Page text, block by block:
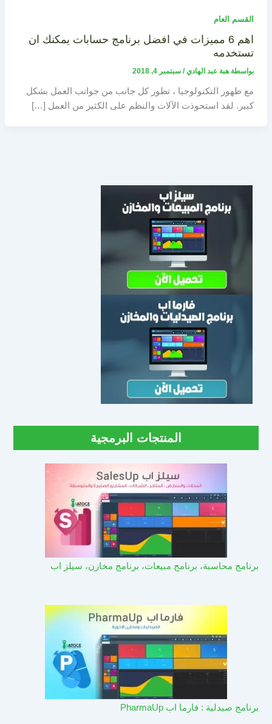
القسم العام
اهم 6 مميزات في افضل برنامج حسابات يمكنك ان
تستخدمه
بواسطة هبة عبد الهادي/ سبتمبر 4, 2018
مع ظهور التكنولوجيا ، تطور كل جانب من جوانب العمل بشكل
كبير. لقد استحوذت الآلات والنظم على الكثير من العمل […]
المنتجات البرمجية
برنامج محاسبة، برنامج مبيعات، برنامج مخازن، سيلز اب
برنامج صيدلية : فارما اب PharmaUp​